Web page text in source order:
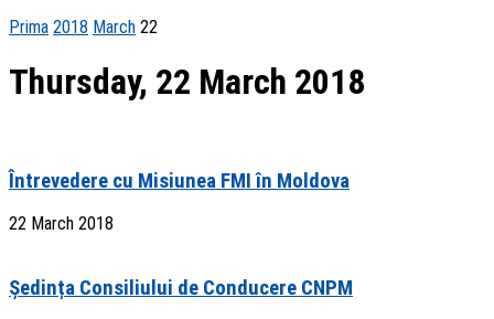
Prima 2018 March 22
Thursday, 22 March 2018
Întrevedere cu Misiunea FMI în Moldova
22 March 2018
Ședința Consiliului de Conducere CNPM